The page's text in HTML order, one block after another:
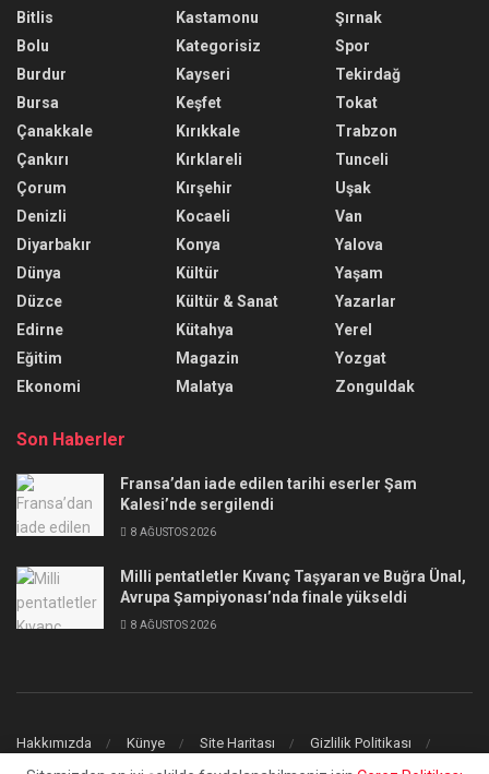
Bitlis
Bolu
Burdur
Bursa
Çanakkale
Çankırı
Çorum
Denizli
Diyarbakır
Dünya
Düzce
Edirne
Eğitim
Ekonomi
Kastamonu
Kategorisiz
Kayseri
Keşfet
Kırıkkale
Kırklareli
Kırşehir
Kocaeli
Konya
Kültür
Kültür & Sanat
Kütahya
Magazin
Malatya
Şırnak
Spor
Tekirdağ
Tokat
Trabzon
Tunceli
Uşak
Van
Yalova
Yaşam
Yazarlar
Yerel
Yozgat
Zonguldak
Son Haberler
Fransa’dan iade edilen tarihi eserler Şam
Kalesi’nde sergilendi
8 AĞUSTOS 2026
Milli pentatletler Kıvanç Taşyaran ve Buğra Ünal,
Avrupa Şampiyonası’nda finale yükseldi
8 AĞUSTOS 2026
Hakkımızda Künye Site Haritası
Gizlilik Politikası